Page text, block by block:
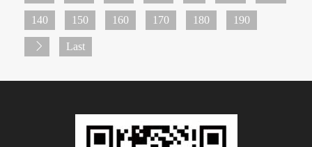
140 150 160 170 180 190
Last